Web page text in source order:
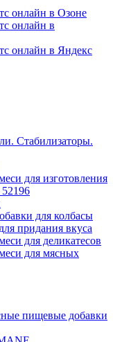
Стабилизаторы.
для изготовления
для колбасы
придания вкуса
для деликатесов
для мясных
пищевые добавки